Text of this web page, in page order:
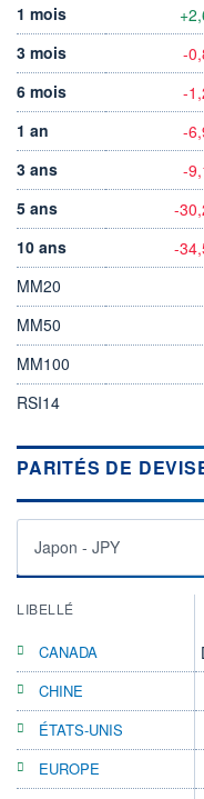
1 mois
3 mois
-
6 mois
-
1 an
-
3 ans
-
5 ans
-
10 ans
-
MM20
MM50
MM100
RSI14
PARITÉS DE
Japon - JPY
LIBELLÉ
CANADA
CHINE
ÉTATS-UNIS
EUROPE